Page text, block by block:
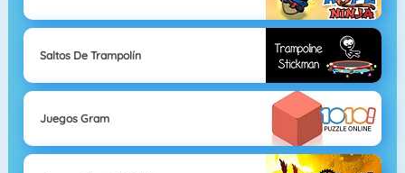
Saltos De Trampolín
Juegos Gram